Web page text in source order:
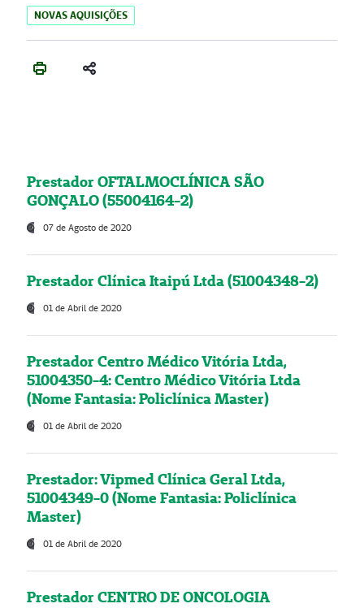
NOVAS AQUISIÇÕES
Prestador OFTALMOCLÍNICA SÃO
GONÇALO (55004164-2)
07 de Agosto de 2020
Prestador Clínica Itaipú Ltda (51004348-2)
01 de Abril de 2020
Prestador Centro Médico Vitória Ltda,
51004350-4: Centro Médico Vitória Ltda
(Nome Fantasia: Policlínica Master)
01 de Abril de 2020
Prestador: Vipmed Clínica Geral Ltda,
51004349-0 (Nome Fantasia: Policlínica
Master)
01 de Abril de 2020
Prestador CENTRO DE ONCOLOGIA